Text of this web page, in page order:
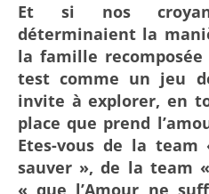
Et si nos croyances sur l’amour
déterminaient la
la famille recomposée
test comme un jeu
invite à explorer, en
place que prend
Etes-vous de la
sauver », de la team
« que l’Amour ne